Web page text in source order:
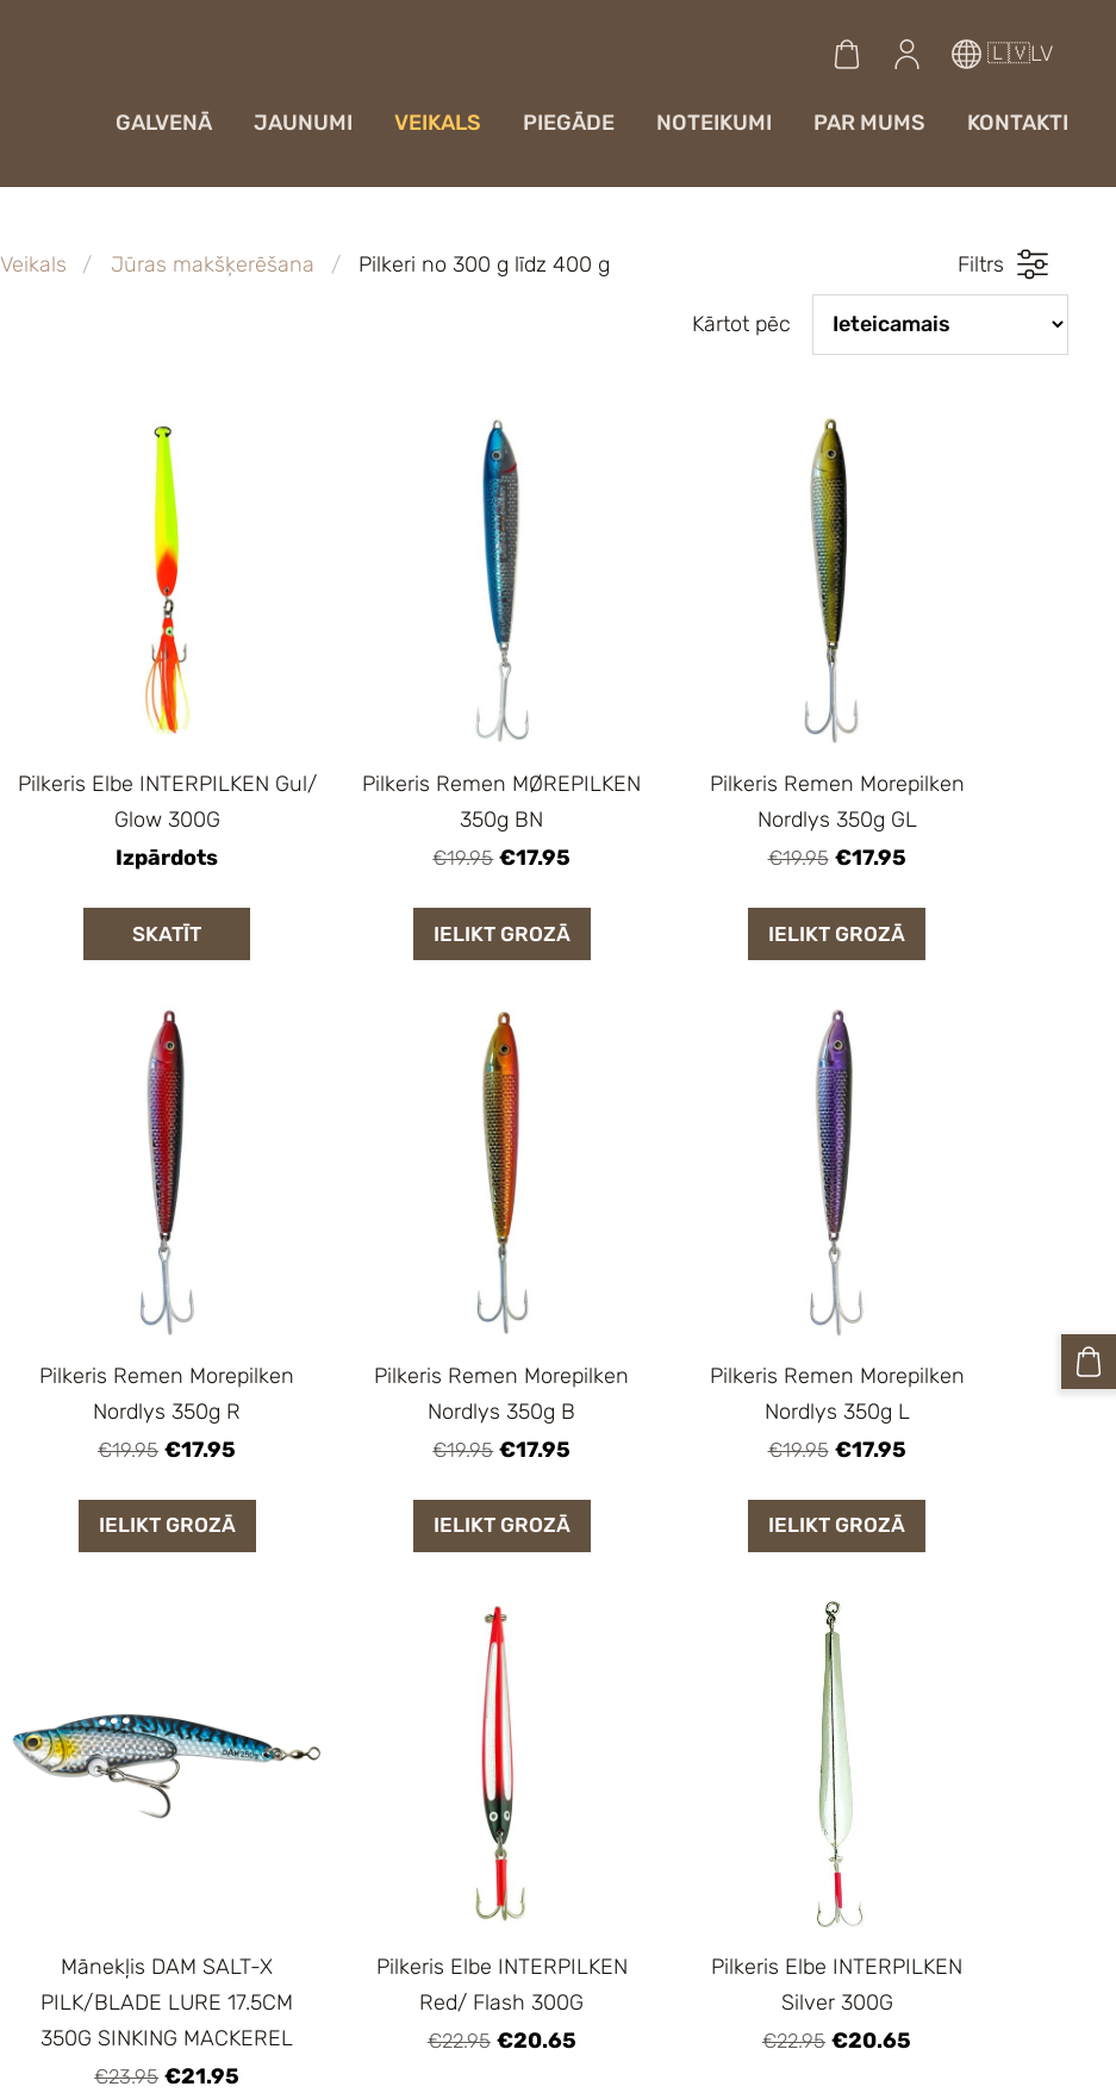
GALVENĀ JAUNUMI VEIKALS PIEGĀDE NOTEIKUMI PAR MUMS KONTAKTI
🇱🇻LV
Veikals Jūras makšķerēšana Pilkeri no 300 g līdz 400 g Filtrs
Kārtot pēc
Pilkeris Elbe INTERPILKEN Gul/
Glow 300G
Izpārdots
SKATĪT
Pilkeris Remen MØREPILKEN
350g BN
€19.95 €17.95
IELIKT GROZĀ
Pilkeris Remen Morepilken
Nordlys 350g GL
€19.95 €17.95
IELIKT GROZĀ
Pilkeris Remen Morepilken
Nordlys 350g R
€19.95 €17.95
IELIKT GROZĀ
Pilkeris Remen Morepilken
Nordlys 350g B
€19.95 €17.95
IELIKT GROZĀ
Pilkeris Remen Morepilken
Nordlys 350g L
€19.95 €17.95
IELIKT GROZĀ
Mānekļis DAM SALT-X
PILK/BLADE LURE 17.5CM
350G SINKING MACKEREL
€23.95 €21.95
Pilkeris Elbe INTERPILKEN
Red/ Flash 300G
€22.95 €20.65
Pilkeris Elbe INTERPILKEN
Silver 300G
€22.95 €20.65